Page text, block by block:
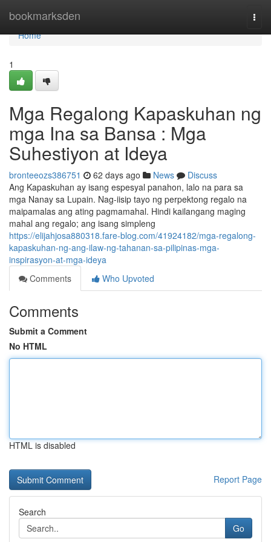
bookmarksden
Home
Home
1
Mga Regalong Kapaskuhan ng
mga Ina sa Bansa : Mga
Suhestiyon at Ideya
bronteeozs386751 62 days ago News
Discuss
Ang Kapaskuhan ay isang espesyal panahon, lalo na para sa
mga Nanay sa Lupain. Nag-iisip tayo ng perpektong regalo na
maipamalas ang ating pagmamahal. Hindi kailangang maging
mahal ang regalo; ang isang simpleng
https://elijahjosa880318.fare-blog.com/41924182/mga-regalong-
kapaskuhan-ng-ang-ilaw-ng-tahanan-sa-pilipinas-mga-
inspirasyon-at-mga-ideya
Comments
Who Upvoted
Comments
Submit a Comment
No HTML
HTML is disabled
Report Page
Search
Go